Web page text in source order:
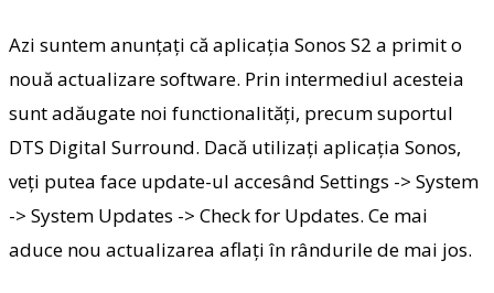
Azi suntem anunțați că aplicația Sonos S2 a primit o
nouă actualizare software. Prin intermediul acesteia
sunt adăugate noi functionalități, precum suportul
DTS Digital Surround. Dacă utilizați aplicația Sonos,
veți putea face update-ul accesând Settings -> System
-> System Updates -> Check for Updates. Ce mai
aduce nou actualizarea aflați în rândurile de mai jos.